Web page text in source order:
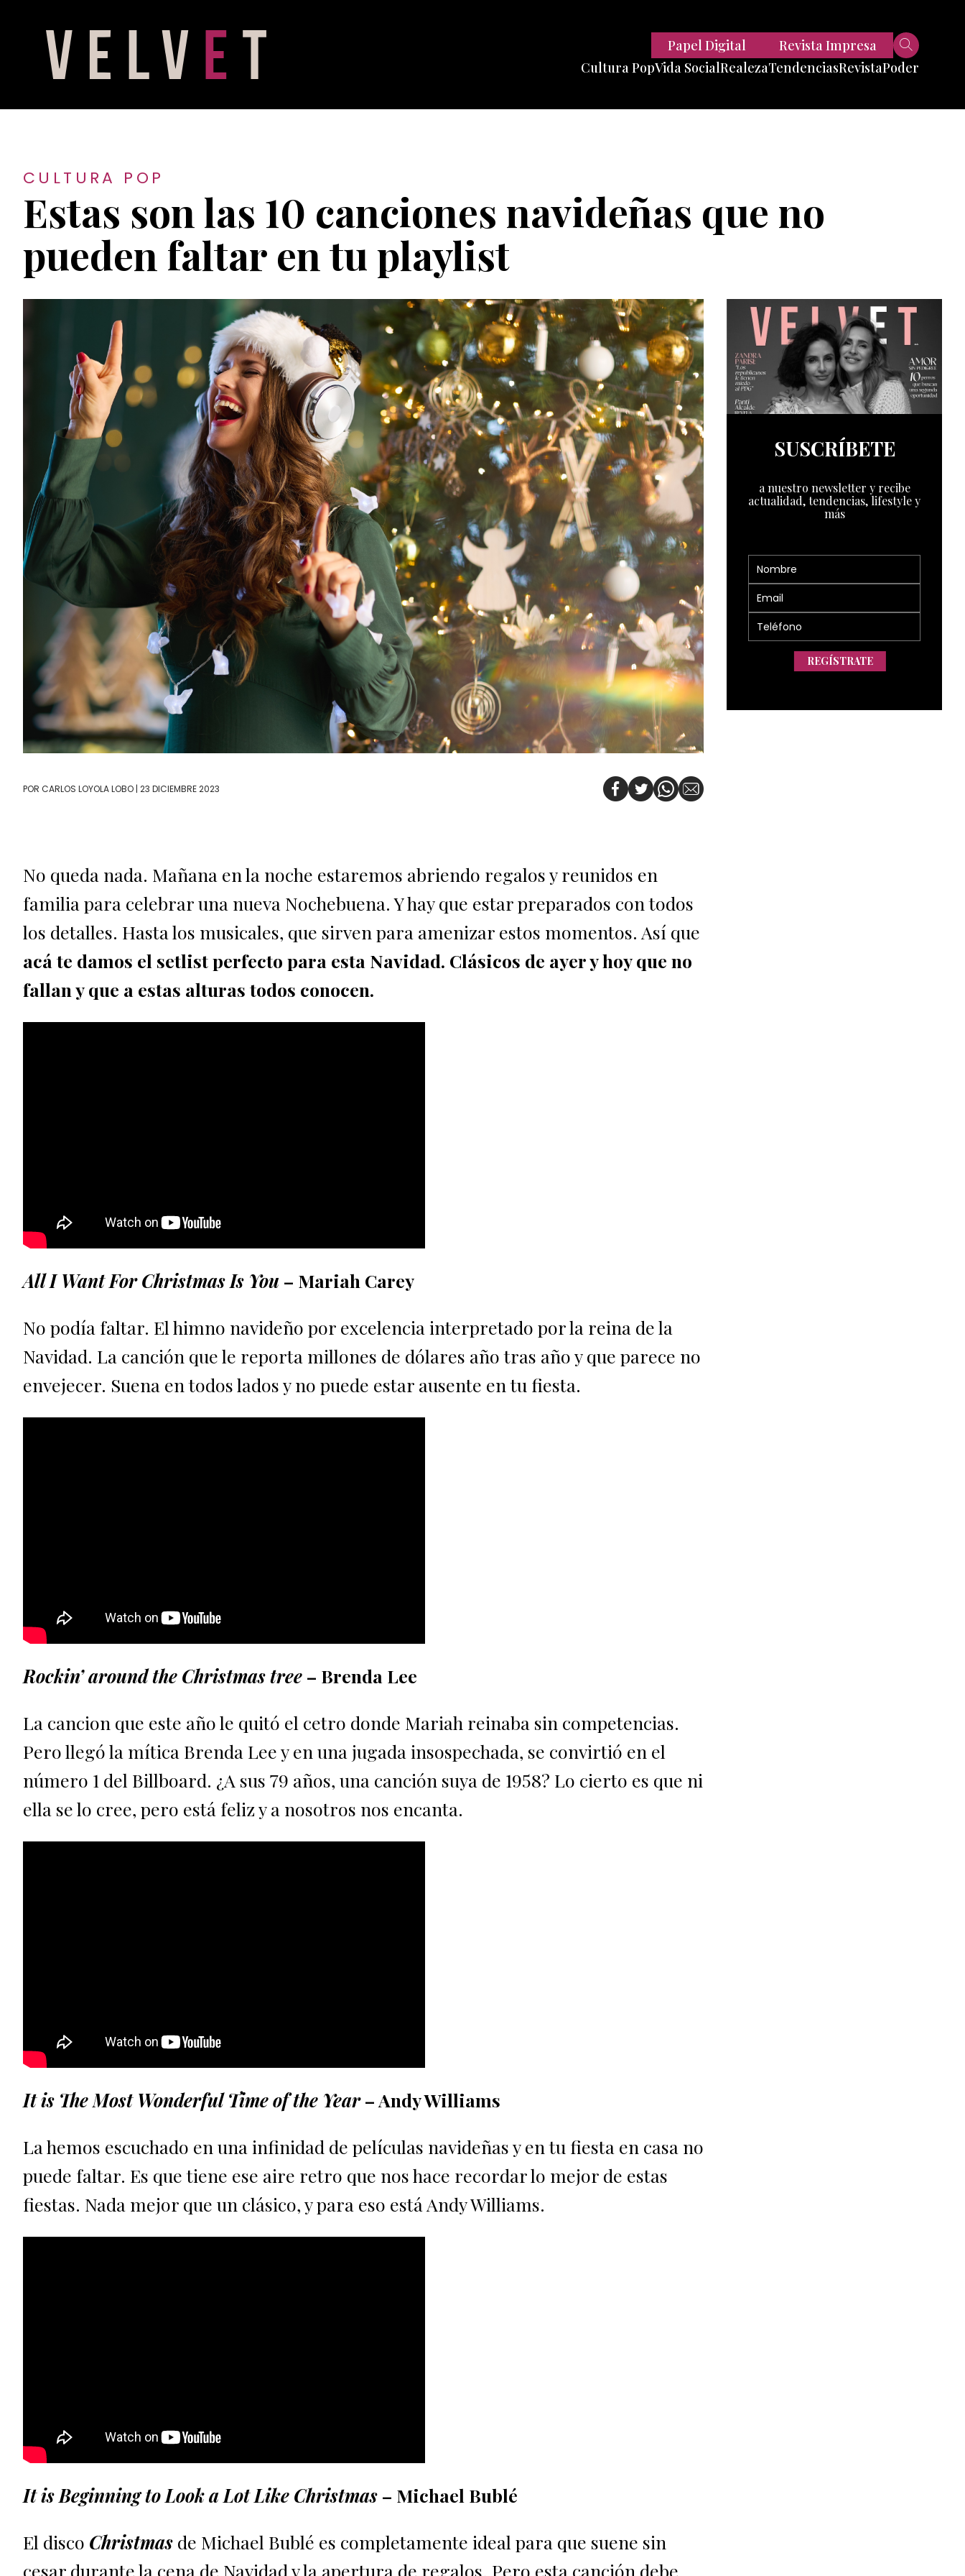
Cultura PopVida SocialRealezaTendencias
Viajes
Tech
RevistaPoder
Papel Digital Revista Impresa
CULTURA POP
Estas son las 10 canciones navideñas que no
pueden faltar en tu playlist
POR CARLOS LOYOLA LOBO | 23 DICIEMBRE 2023
No queda nada. Mañana en la noche estaremos abriendo regalos y reunidos en
familia para celebrar una nueva Nochebuena. Y hay que estar preparados con todos
los detalles. Hasta los musicales, que sirven para amenizar estos momentos. Así que
acá te damos el setlist perfecto para esta Navidad. Clásicos de ayer y hoy que no
fallan y que a estas alturas todos conocen.
All I Want For Christmas Is You – Mariah Carey
No podía faltar. El himno navideño por excelencia interpretado por la reina de la
Navidad. La canción que le reporta millones de dólares año tras año y que parece no
envejecer. Suena en todos lados y no puede estar ausente en tu fiesta.
Rockin’ around the Christmas tree – Brenda Lee
La cancion que este año le quitó el cetro donde Mariah reinaba sin competencias.
Pero llegó la mítica Brenda Lee y en una jugada insospechada, se convirtió en el
número 1 del Billboard. ¿A sus 79 años, una canción suya de 1958? Lo cierto es que ni
ella se lo cree, pero está feliz y a nosotros nos encanta.
It is The Most Wonderful Time of the Year– Andy Williams
La hemos escuchado en una infinidad de películas navideñas y en tu fiesta en casa no
puede faltar. Es que tiene ese aire retro que nos hace recordar lo mejor de estas
fiestas. Nada mejor que un clásico, y para eso está Andy Williams.
It is Beginning to Look a Lot Like Christmas – Michael Bublé
El disco Christmas de Michael Bublé es completamente ideal para que suene sin
cesar durante la cena de Navidad y la apertura de regalos. Pero esta canción debe
SUSCRÍBETE
a nuestro newsletter y recibe
actualidad, tendencias, lifestyle y
más
REGÍSTRATE